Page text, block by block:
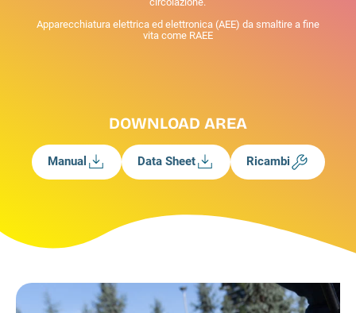
Apparecchiatura elettrica ed elettronica (AEE) da smaltire a fine
vita come RAEE
DOWNLOAD AREA
Manual Data Sheet Ricambi